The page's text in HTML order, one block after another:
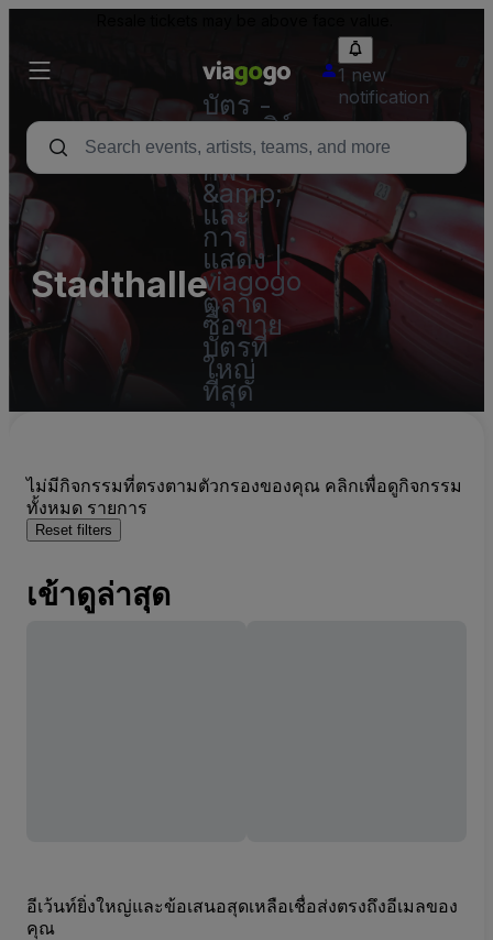
บัตร -
คอนเสิร์ต
บัตร
กีฬา
&amp;
และ
การ
แสดง |
viagogo
ตลาด
ซื้อขาย
บัตรที่
ใหญ่
ที่สุด
1 new
notification
Stadthalle
ไม่มีกิจกรรมที่ตรงตามตัวกรองของคุณ คลิกเพื่อดูกิจกรรม
ทั้งหมด รายการ
Reset filters
เข้าดูล่าสุด
อีเว้นท์ยิ่งใหญ่และข้อเสนอสุดเหลือเชื่อส่งตรงถึงอีเมลของ
คุณ